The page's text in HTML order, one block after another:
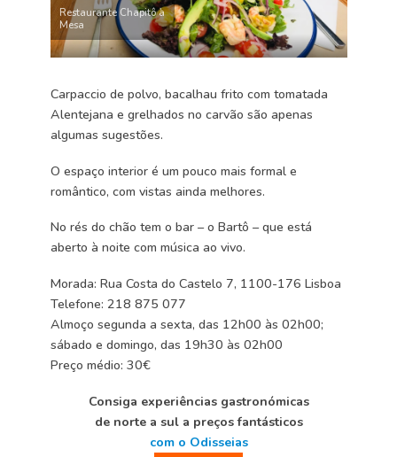
Restaurante Chapitô à
Mesa
Carpaccio de polvo, bacalhau frito com tomatada
Alentejana e grelhados no carvão são apenas
algumas sugestões.
O espaço interior é um pouco mais formal e
romântico, com vistas ainda melhores.
No rés do chão tem o bar – o Bartô – que está
aberto à noite com música ao vivo.
Morada: Rua Costa do Castelo 7, 1100-176 Lisboa
Telefone: 218 875 077
Almoço segunda a sexta, das 12h00 às 02h00;
sábado e domingo, das 19h30 às 02h00
Preço médio: 30€
Consiga experiências gastronómicas
de norte a sul a preços fantásticos
com o Odisseias